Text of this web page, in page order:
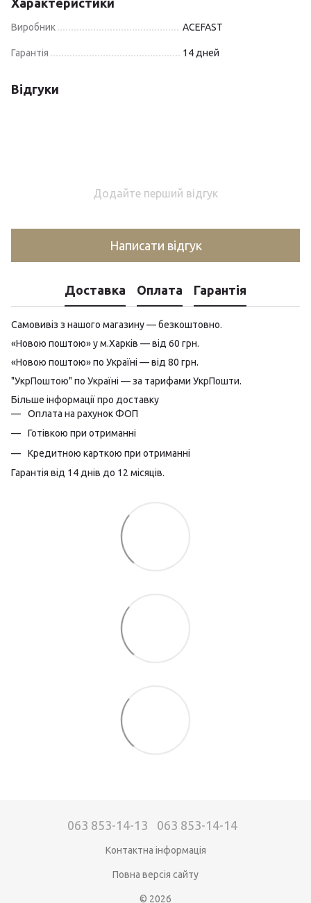
Характеристики
Виробник ACEFAST
Гарантія 14 дней
Відгуки
Додайте перший відгук
Написати відгук
Доставка Оплата Гарантія
Самовивіз з нашого магазину — безкоштовно.
«Новою поштою» у м.Харків — від 60 грн.
«Новою поштою» по Україні — від 80 грн.
"УкрПоштою" по Україні — за тарифами УкрПошти.
Більше інформації про доставку
Оплата на рахунок ФОП
Готівкою при отриманні
Кредитною карткою при отриманні
Гарантія від 14 днів до 12 місяців.
063 853-14-13 063 853-14-14
Контактна інформація
Повна версія сайту
© 2026